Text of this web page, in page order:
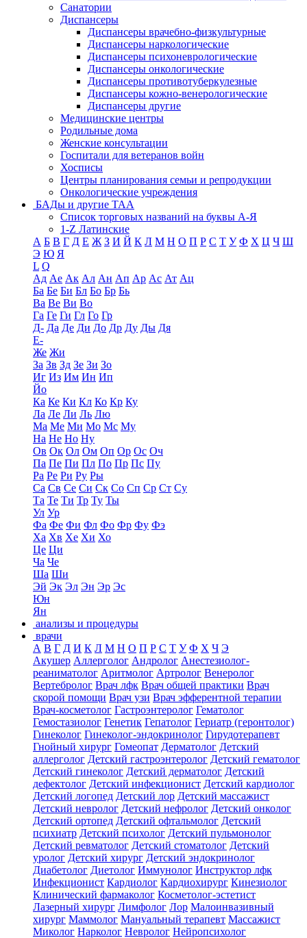
Санатории
Диспансеры
Диспансеры врачебно-физкультурные
Диспансеры наркологические
Диспансеры психоневрологические
Диспансеры онкологические
Диспансеры противотуберкулезные
Диспансеры кожно-венерологические
Диспансеры другие
Медицинские центры
Родильные дома
Женские консультации
Госпитали для ветеранов войн
Хосписы
Центры планирования семьи и репродукции
Онкологические учреждения
БАДы и другие ТАА
Список торговых названий на буквы А-Я
1-Z Латинские
А Б В Г Д Е Ж З И Й К Л М Н О П Р С Т У Ф Х Ц Ч Ш
Э Ю Я
L Q
Ад Ае Ак Ал Ан Ап Ар Ас Ат Ац
Ба Бе Би Бл Бо Бр Бь
Ва Ве Ви Во
Га Ге Ги Гл Го Гр
Д- Да Де Ди До Др Ду Ды Дя
Е-
Же Жи
За Зв Зд Зе Зи Зо
Иг Из Им Ин Ип
Йо
Ка Ке Ки Кл Ко Кр Ку
Ла Ле Ли Ль Лю
Ма Ме Ми Мо Мс Му
На Не Но Ну
Ов Ок Ол Ом Оп Ор Ос Оч
Па Пе Пи Пл По Пр Пс Пу
Ра Ре Ри Ру Ры
Са Св Се Си Ск Со Сп Ср Ст Су
Та Те Ти Тр Ту Ты
Ул Ур
Фа Фе Фи Фл Фо Фр Фу Фэ
Ха Хв Хе Хи Хо
Це Ци
Ча Че
Ша Ши
Эй Эк Эл Эн Эр Эс
Юн
Ян
анализы и процедуры
врачи
А В Г Д И К Л М Н О П Р С Т У Ф Х Ч Э
Акушер Аллерголог Андролог Анестезиолог-
реаниматолог Аритмолог Артролог Венеролог
Вертебролог Врач лфк Врач общей практики Врач
скорой помощи Врач узи Врач эфферентной терапии
Врач-косметолог Гастроэнтеролог Гематолог
Гемостазиолог Генетик Гепатолог Гериатр (геронтолог)
Гинеколог Гинеколог-эндокринолог Гирудотерапевт
Гнойный хирург Гомеопат Дерматолог Детский
аллерголог Детский гастроэнтеролог Детский гематолог
Детский гинеколог Детский дерматолог Детский
дефектолог Детский инфекционист Детский кардиолог
Детский логопед Детский лор Детский массажист
Детский невролог Детский нефролог Детский онколог
Детский ортопед Детский офтальмолог Детский
психиатр Детский психолог Детский пульмонолог
Детский ревматолог Детский стоматолог Детский
уролог Детский хирург Детский эндокринолог
Диабетолог Диетолог Иммунолог Инструктор лфк
Инфекционист Кардиолог Кардиохирург Кинезиолог
Клинический фармаколог Косметолог-эстетист
Лазерный хирург Лимфолог Лор Малоинвазивный
хирург Маммолог Мануальный терапевт Массажист
Миколог Нарколог Невролог Нейропсихолог